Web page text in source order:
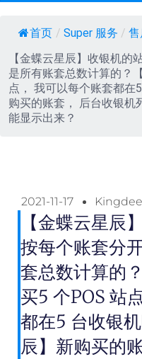
首页 / Super 服务 / 售
【金蝶云星辰】收银机的
是所有账套总数计算的？
点， 我可以每个账套都在
购买的账套， 后台收银机
能显示出来？
2021-11-17
【金蝶云星辰
按每个账套分
套总数计算的
买5 个POS 站
都在5 台收银
辰】新购买的